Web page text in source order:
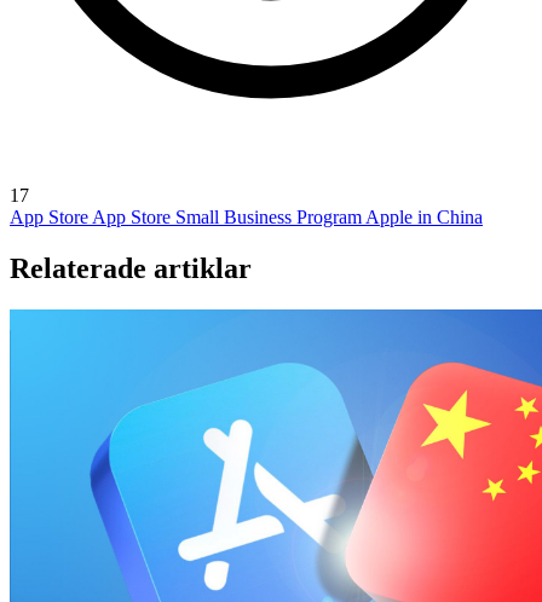
17
App Store App Store Small Business Program Apple in China
Relaterade artiklar